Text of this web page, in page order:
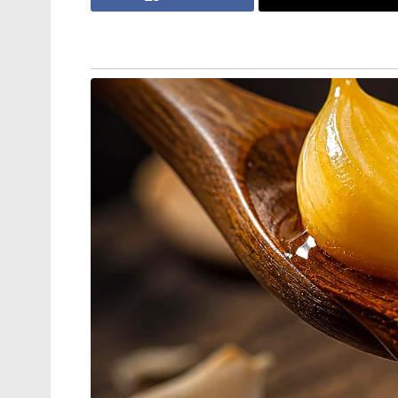
പ്രഖ്യാപനത്തിന് പിന്നാലെ പാർട്ടിയിൽ
പ്രസിഡന്റുമാരെയും വർക്കിംഗ്
എല്ലാവരെയും വിശ്വാസത്തിലെടുത്ത്
വൈകിപ്പിക്കാതെ ഇന്ന് ഉച്ചയ്ക്ക് ശേഷമോ